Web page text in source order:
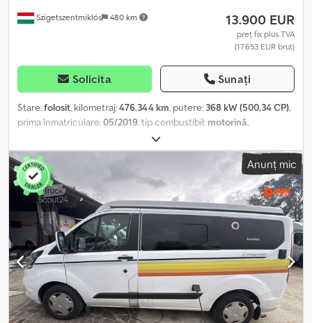
Szigetszentmiklós 480 km 13.900 EUR
preț fix plus TVA
(17.653 EUR brut)
Solicita Sunați
Stare:folosit, kilometraj:476.344 km, putere: 368 kW (500,34 CP),
prima înmatriculare:05/2019, tip combustibil: motorină,
albastru
clasă de emisii:Euro 6, An de fabricație:2019, Dotări:ABS, aer
condiționat
, ABS, ASR, rezervor dublu, aer condiționat/climatizare,
frigider, asistență la menținerea benzii, asistență la frânarea de
urgență Crsdpfx Akjzq Nb No Eof
Anunț mic